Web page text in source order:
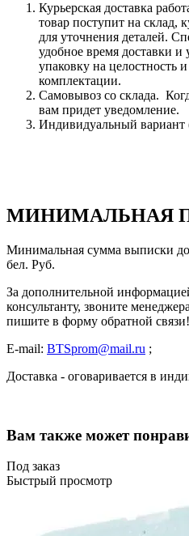
Курьерская доставка
товар поступит на склад,
для уточнения деталей.
удобное время доставки и
упаковку на целостность
комплектации.
Самовывоз со склада.
вам придет уведомление.
Индивидуальный вариант
МИНИМАЛЬНАЯ
Минимальная сумма выписки
бел. Руб.
За дополнительной
консультанту, звоните
пишите в форму обратной связи!
E-mail: BTSprom@mail.ru ;
Доставка - оговаривается в
Вам также может
Под заказ
Быстрый просмотр